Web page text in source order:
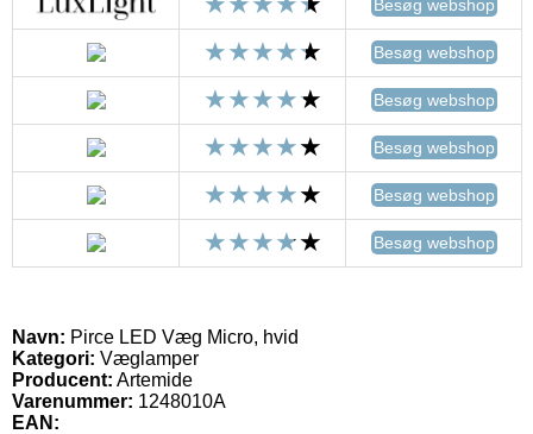
Besøg webshop
Besøg webshop
Besøg webshop
Besøg webshop
Besøg webshop
Besøg webshop
Navn: Pirce LED Væg Micro, hvid
Kategori: Væglamper
Producent: Artemide
Varenummer: 1248010A
EAN: